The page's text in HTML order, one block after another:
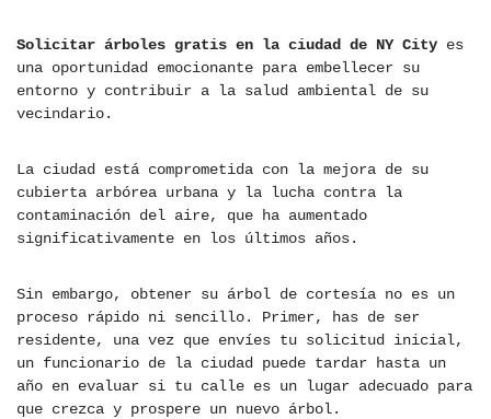
Solicitar árboles gratis en la ciudad de NY City es
una oportunidad emocionante para embellecer su
entorno y contribuir a la salud ambiental de su
vecindario.
La ciudad está comprometida con la mejora de su
cubierta arbórea urbana y la lucha contra la
contaminación del aire, que ha aumentado
significativamente en los últimos años.
Sin embargo, obtener su árbol de cortesía no es un
proceso rápido ni sencillo. Primer, has de ser
residente, una vez que envíes tu solicitud inicial,
un funcionario de la ciudad puede tardar hasta un
año en evaluar si tu calle es un lugar adecuado para
que crezca y prospere un nuevo árbol.